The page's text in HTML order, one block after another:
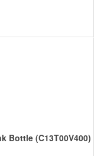
Bottle (C13T00V400)